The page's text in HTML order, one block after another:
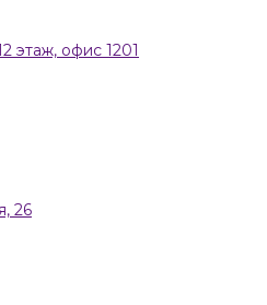
этаж, офис 1201
26